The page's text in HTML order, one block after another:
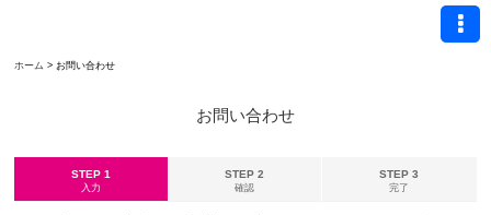
ホーム > お問い合わせ
お問い合わせ
STEP 1
入力
STEP 2
確認
STEP 3
完了